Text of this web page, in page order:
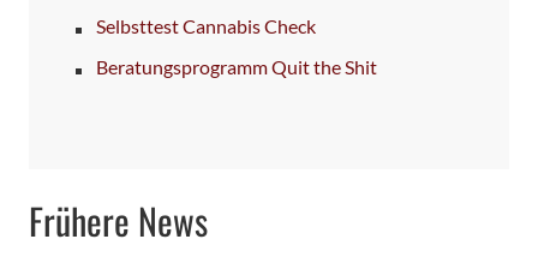
Selbsttest Cannabis Check
Beratungsprogramm Quit the Shit
Frühere News